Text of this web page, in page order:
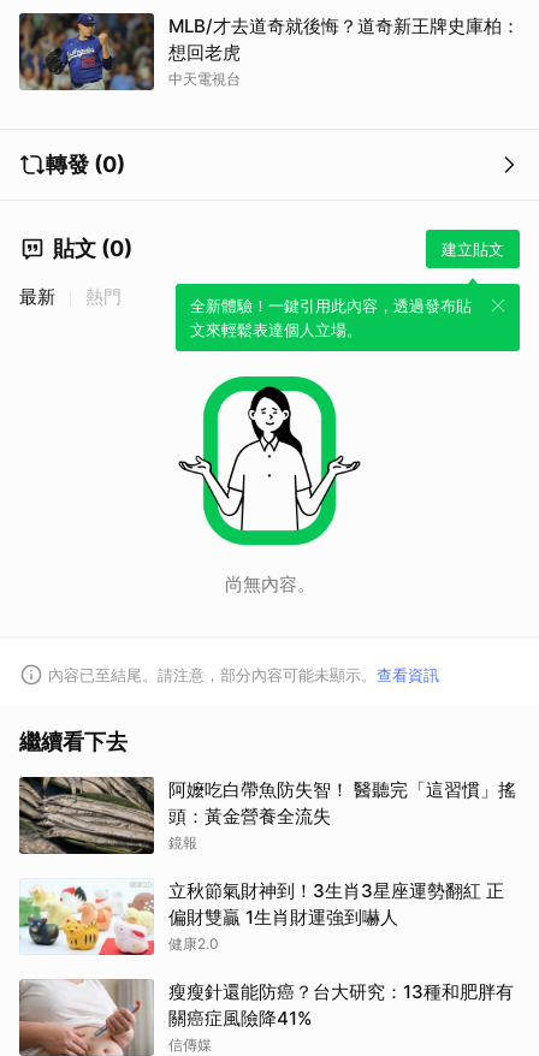
MLB/才去道奇就後悔？道奇新王牌史庫柏：
想回老虎
中天電視台
轉發 (0)
貼文 (0) 建立貼文
全新體驗！一鍵引用此內容，透過發布貼
文來輕鬆表達個人立場。
最新 熱門
尚無內容。
內容已至結尾。請注意，部分內容可能未顯示。 查看資訊
繼續看下去
阿嬤吃白帶魚防失智！ 醫聽完「這習慣」搖
頭：黃金營養全流失
鏡報
立秋節氣財神到！3生肖3星座運勢翻紅 正
偏財雙贏 1生肖財運強到嚇人
健康2.0
瘦瘦針還能防癌？台大研究：13種和肥胖有
關癌症風險降41%
信傳媒